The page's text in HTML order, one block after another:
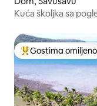
Kuća školjka sa
Najuspešniji među
Gostima omiljeno